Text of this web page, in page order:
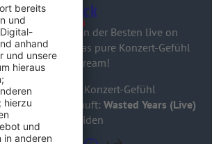
Live Rock
Die Besten der Besten live on
stage - das pure Konzert-Gefühl
im Webstream!
Das pure Konzert-Gefühl
Gerade läuft: Wasted Years (Live)
- Iron Maiden